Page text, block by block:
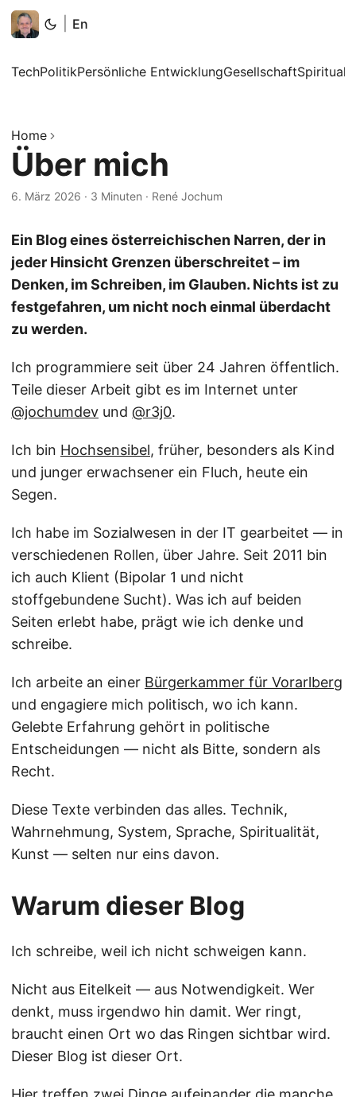
En
TechPolitikPersönliche EntwicklungGesellschaft
Home
Über mich
6. März 2026 · 3 Minuten · René Jochum
Ein Blog eines österreichischen Narren, der in
jeder Hinsicht Grenzen überschreitet – im
Denken, im Schreiben, im Glauben. Nichts ist zu
festgefahren, um nicht noch einmal überdacht
zu werden.
Ich programmiere seit über 24 Jahren öffentlich.
Teile dieser Arbeit gibt es im Internet unter
@jochumdev und @r3j0.
Ich bin Hochsensibel, früher, besonders als Kind
und junger erwachsener ein Fluch, heute ein
Segen.
Ich habe im Sozialwesen in der IT gearbeitet — in
verschiedenen Rollen, über Jahre. Seit 2011 bin
ich auch Klient (Bipolar 1 und nicht
stoffgebundene Sucht). Was ich auf beiden
Seiten erlebt habe, prägt wie ich denke und
schreibe.
Ich arbeite an einer Bürgerkammer für Vorarlberg
und engagiere mich politisch, wo ich kann.
Gelebte Erfahrung gehört in politische
Entscheidungen — nicht als Bitte, sondern als
Recht.
Diese Texte verbinden das alles. Technik,
Wahrnehmung, System, Sprache, Spiritualität,
Kunst — selten nur eins davon.
Warum dieser Blog
Ich schreibe, weil ich nicht schweigen kann.
Nicht aus Eitelkeit — aus Notwendigkeit. Wer
denkt, muss irgendwo hin damit. Wer ringt,
braucht einen Ort wo das Ringen sichtbar wird.
Dieser Blog ist dieser Ort.